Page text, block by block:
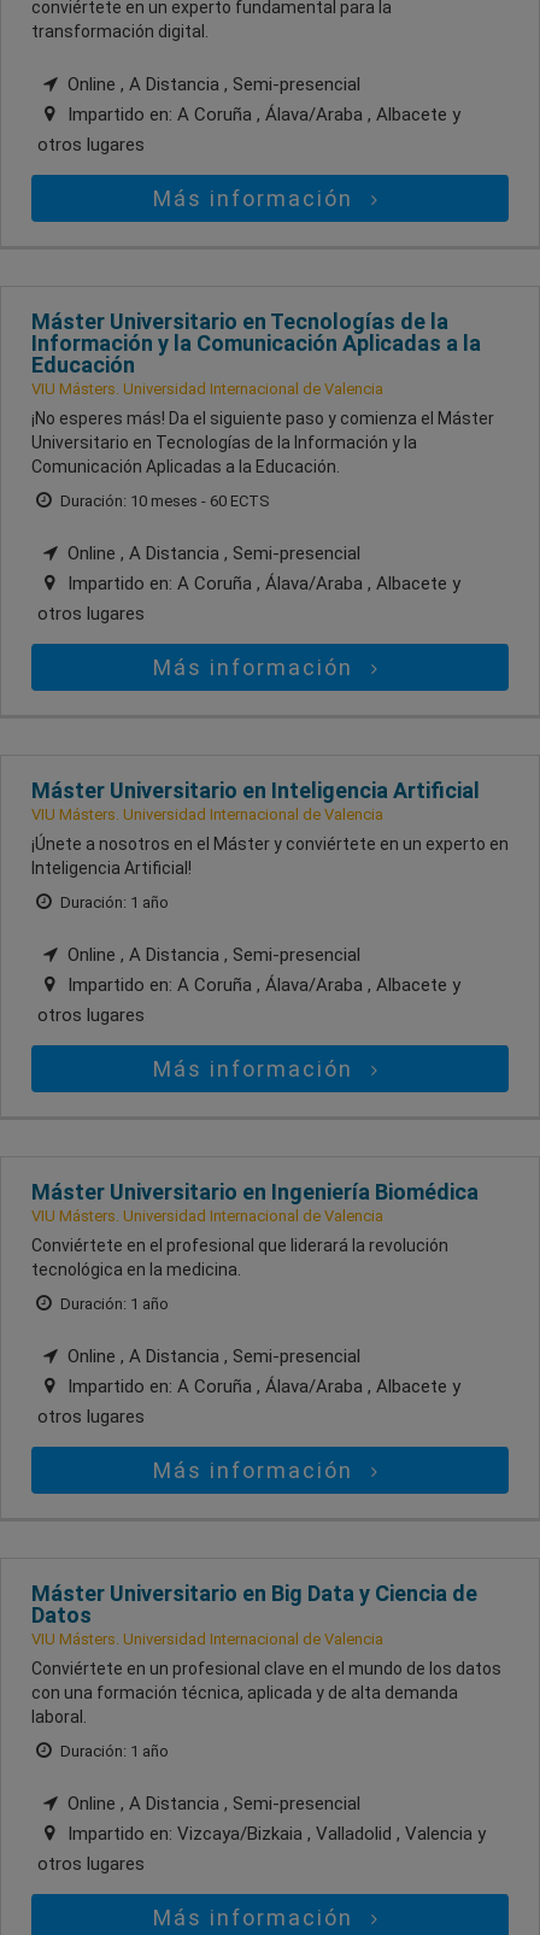
conviértete en un experto fundamental para la
transformación digital.
Online , A Distancia , Semi-presencial
Impartido en: A Coruña , Álava/Araba , Albacete y
otros lugares
Más información
Máster Universitario en Tecnologías de la
Información y la Comunicación Aplicadas a la
Educación
VIU Másters. Universidad Internacional de Valencia
¡No esperes más! Da el siguiente paso y comienza el Máster
Universitario en Tecnologías de la Información y la
Comunicación Aplicadas a la Educación.
Duración: 10 meses - 60 ECTS
Online , A Distancia , Semi-presencial
Impartido en: A Coruña , Álava/Araba , Albacete y
otros lugares
Más información
Máster Universitario en Inteligencia Artificial
VIU Másters. Universidad Internacional de Valencia
¡Únete a nosotros en el Máster y conviértete en un experto en
Inteligencia Artificial!
Duración: 1 año
Online , A Distancia , Semi-presencial
Impartido en: A Coruña , Álava/Araba , Albacete y
otros lugares
Más información
Máster Universitario en Ingeniería Biomédica
VIU Másters. Universidad Internacional de Valencia
Conviértete en el profesional que liderará la revolución
tecnológica en la medicina.
Duración: 1 año
Online , A Distancia , Semi-presencial
Impartido en: A Coruña , Álava/Araba , Albacete y
otros lugares
Más información
Máster Universitario en Big Data y Ciencia de
Datos
VIU Másters. Universidad Internacional de Valencia
Conviértete en un profesional clave en el mundo de los datos
con una formación técnica, aplicada y de alta demanda
laboral.
Duración: 1 año
Online , A Distancia , Semi-presencial
Impartido en: Vizcaya/Bizkaia , Valladolid , Valencia y
otros lugares
Más información